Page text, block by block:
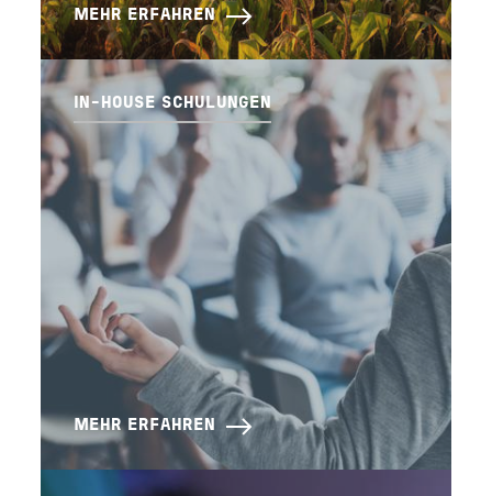
MEHR ERFAHREN
IN-HOUSE SCHULUNGEN
MEHR ERFAHREN